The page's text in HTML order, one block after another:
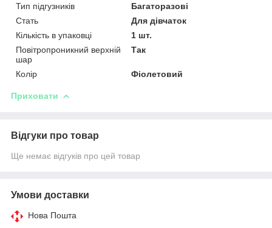
Тип підгузників
Багаторазові
Стать
Для дівчаток
Кількість в упаковці
1 шт.
Повітропроникний верхній
шар
Так
Колір Фіолетовий
Приховати
Відгуки про товар
Ще немає відгуків про цей товар
Умови доставки
Нова Пошта